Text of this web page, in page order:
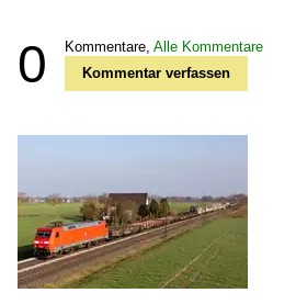
0 Kommentare, Alle Kommentare
Kommentar verfassen